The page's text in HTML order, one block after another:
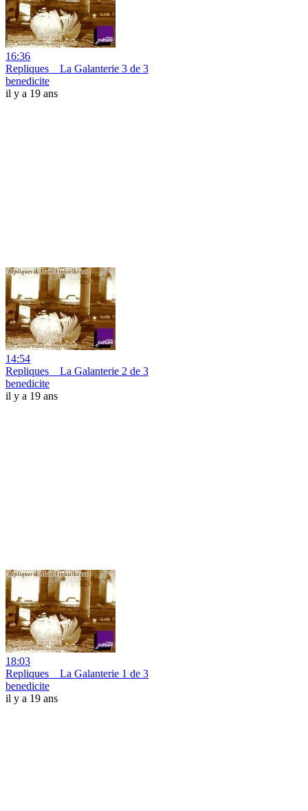
16:36
Repliques _ La Galanterie 3 de 3
benedicite
il y a 19 ans
14:54
Repliques _ La Galanterie 2 de 3
benedicite
il y a 19 ans
18:03
Repliques _ La Galanterie 1 de 3
benedicite
il y a 19 ans